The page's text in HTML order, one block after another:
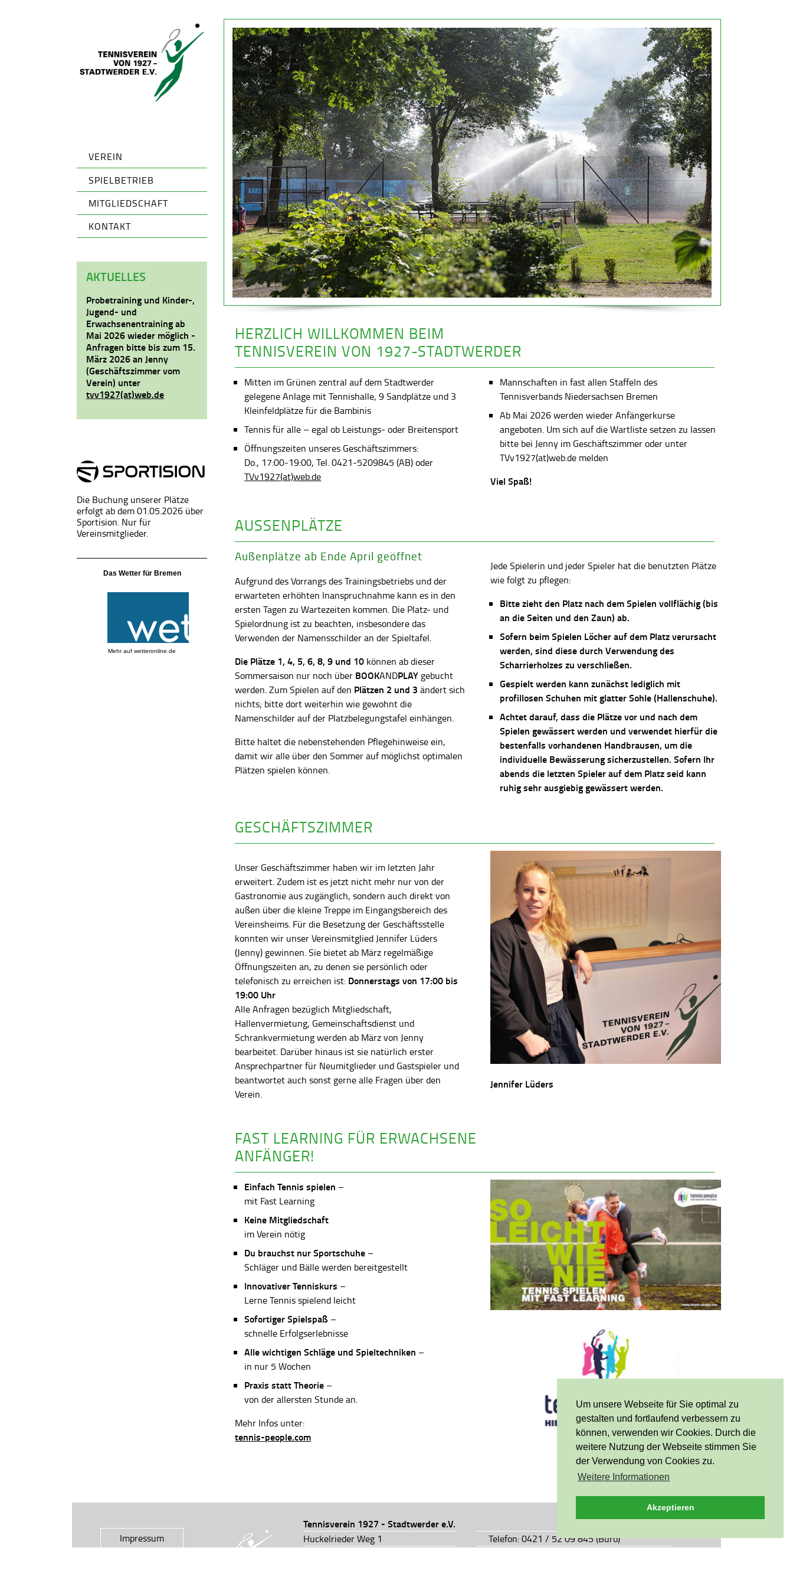
Um unsere Webseite für Sie optimal zu
gestalten und fortlaufend verbessern zu
können, verwenden wir Cookies. Durch die
weitere Nutzung der Webseite stimmen Sie
der Verwendung von Cookies zu.
Weitere Informationen
Akzeptieren
VEREIN
SPIELBETRIEB
MITGLIEDSCHAFT
KONTAKT
AKTUELLES
Probetraining und Kinder-,
Jugend- und
Erwachsenentraining ab
Mai 2026 wieder möglich -
Anfragen bitte bis zum 15.
März 2026 an Jenny
(Geschäftszimmer vom
Verein) unter
tvv1927(at)web.de
Die Buchung unserer Plätze
erfolgt ab dem 01.05.2026 über
Sportision. Nur für
Vereinsmitglieder.
Das Wetter für Bremen
Mehr auf wetteronline.de
HERZLICH WILLKOMMEN BEIM
TENNISVEREIN VON 1927-STADTWERDER
Mitten im Grünen zentral auf dem Stadtwerder
gelegene Anlage mit Tennishalle, 9 Sandplätze und 3
Kleinfeldplätze für die Bambinis
Tennis für alle – egal ob Leistungs- oder Breitensport
Öffnungszeiten unseres Geschäftszimmers:
Do., 17:00-19:00, Tel. 0421-5209845 (AB) oder
TVv1927(at)web.de
Mannschaften in fast allen Staffeln des
Tennisverbands Niedersachsen Bremen
Ab Mai 2026 werden wieder Anfängerkurse
angeboten. Um sich auf die Wartliste setzen zu lassen
bitte bei Jenny im Geschäftszimmer oder unter
TVv1927(at)web.de melden
Viel Spaß!
AUSSENPLÄTZE
Außenplätze ab Ende April geöffnet
Aufgrund des Vorrangs des Trainingsbetriebs und der
erwarteten erhöhten Inanspruchnahme kann es in den
ersten Tagen zu Wartezeiten kommen. Die Platz- und
Spielordnung ist zu beachten, insbesondere das
Verwenden der Namensschilder an der Spieltafel.
Die Plätze 1, 4, 5, 6, 8, 9 und 10 können ab dieser
Sommersaison nur noch über BOOKANDPLAY gebucht
werden. Zum Spielen auf den Plätzen 2 und 3 ändert sich
nichts; bitte dort weiterhin wie gewohnt die
Namenschilder auf der Platzbelegungstafel einhängen.
Bitte haltet die nebenstehenden Pflegehinweise ein,
damit wir alle über den Sommer auf möglichst optimalen
Plätzen spielen können.
Jede Spielerin und jeder Spieler hat die benutzten Plätze
wie folgt zu pflegen:
Bitte zieht den Platz nach dem Spielen vollflächig (bis
an die Seiten und den Zaun) ab.
Sofern beim Spielen Löcher auf dem Platz verursacht
werden, sind diese durch Verwendung des
Scharrierholzes zu verschließen.
Gespielt werden kann zunächst lediglich mit
profillosen Schuhen mit glatter Sohle (Hallenschuhe).
Achtet darauf, dass die Plätze vor und nach dem
Spielen gewässert werden und verwendet hierfür die
bestenfalls vorhandenen Handbrausen, um die
individuelle Bewässerung sicherzustellen. Sofern Ihr
abends die letzten Spieler auf dem Platz seid kann
ruhig sehr ausgiebig gewässert werden.
GESCHÄFTSZIMMER
Unser Geschäftszimmer haben wir im letzten Jahr
erweitert. Zudem ist es jetzt nicht mehr nur von der
Gastronomie aus zugänglich, sondern auch direkt von
außen über die kleine Treppe im Eingangsbereich des
Vereinsheims. Für die Besetzung der Geschäftsstelle
konnten wir unser Vereinsmitglied Jennifer Lüders
(Jenny) gewinnen. Sie bietet ab März regelmäßige
Öffnungszeiten an, zu denen sie persönlich oder
telefonisch zu erreichen ist: Donnerstags von 17:00 bis
19:00 Uhr
Alle Anfragen bezüglich Mitgliedschaft,
Hallenvermietung, Gemeinschaftsdienst und
Schrankvermietung werden ab März von Jenny
bearbeitet. Darüber hinaus ist sie natürlich erster
Ansprechpartner für Neumitglieder und Gastspieler und
beantwortet auch sonst gerne alle Fragen über den
Verein.
Jennifer Lüders
FAST LEARNING FÜR ERWACHSENE
ANFÄNGER!
Einfach Tennis spielen –
mit Fast Learning
Keine Mitgliedschaft
im Verein nötig
Du brauchst nur Sportschuhe –
Schläger und Bälle werden bereitgestellt
Innovativer Tenniskurs –
Lerne Tennis spielend leicht
Sofortiger Spielspaß –
schnelle Erfolgserlebnisse
Alle wichtigen Schläge und Spieltechniken –
in nur 5 Wochen
Praxis statt Theorie –
von der allersten Stunde an.
Mehr Infos unter:
tennis-people.com
Impressum
Tennisverein 1927 - Stadtwerder e.V.
Huckelrieder Weg 1
Telefon: 0421 / 52 09 845 (Büro)